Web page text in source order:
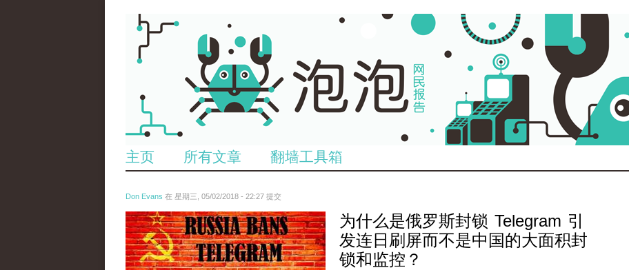
主页 所有文章 翻墙工具箱
Don Evans 在 星期三, 05/02/2018 - 22:27 提交
tou_.jpeg
为什么是俄罗斯封锁 Telegram 引
发连日刷屏而不是中国的大面积封
锁和监控？